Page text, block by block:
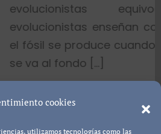
cookies
utilizamos tecnologías como las
equivocadas.
enseñan con gráficos
cuando el pez
[…]